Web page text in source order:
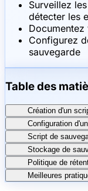
Surveillez
détecter les
Configurez
sauvegarde
Table des
Création d'un
Configuration
Script de
Stockage de
Politique de
Meilleures